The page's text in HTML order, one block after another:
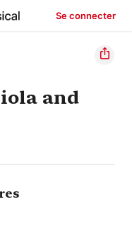
Se connecter
and